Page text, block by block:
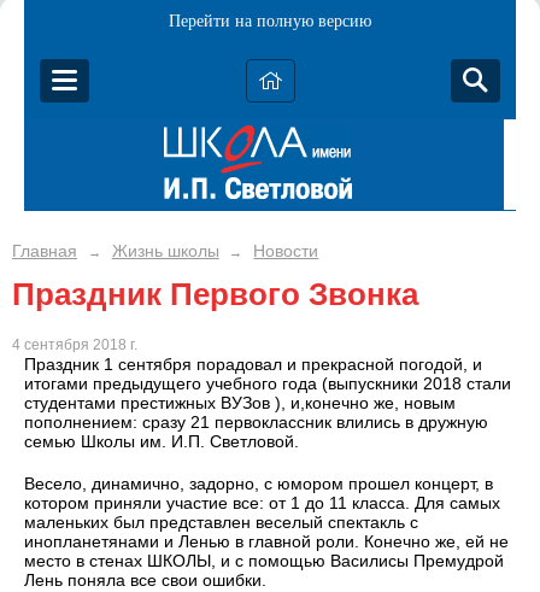
Перейти на полную версию
Главная → Жизнь школы → Новости
Праздник Первого Звонка
4 сентября 2018 г.
Праздник 1 сентября порадовал и прекрасной погодой, и
итогами предыдущего учебного года (выпускники 2018 стали
студентами престижных ВУЗов ), и,конечно же, новым
пополнением: сразу 21 первоклассник влились в дружную
семью Школы им. И.П. Светловой.
Весело, динамично, задорно, с юмором прошел концерт, в
котором приняли участие все: от 1 до 11 класса. Для самых
маленьких был представлен веселый спектакль с
инопланетянами и Ленью в главной роли. Конечно же, ей не
место в стенах ШКОЛЫ, и с помощью Василисы Премудрой
Лень поняла все свои ошибки.